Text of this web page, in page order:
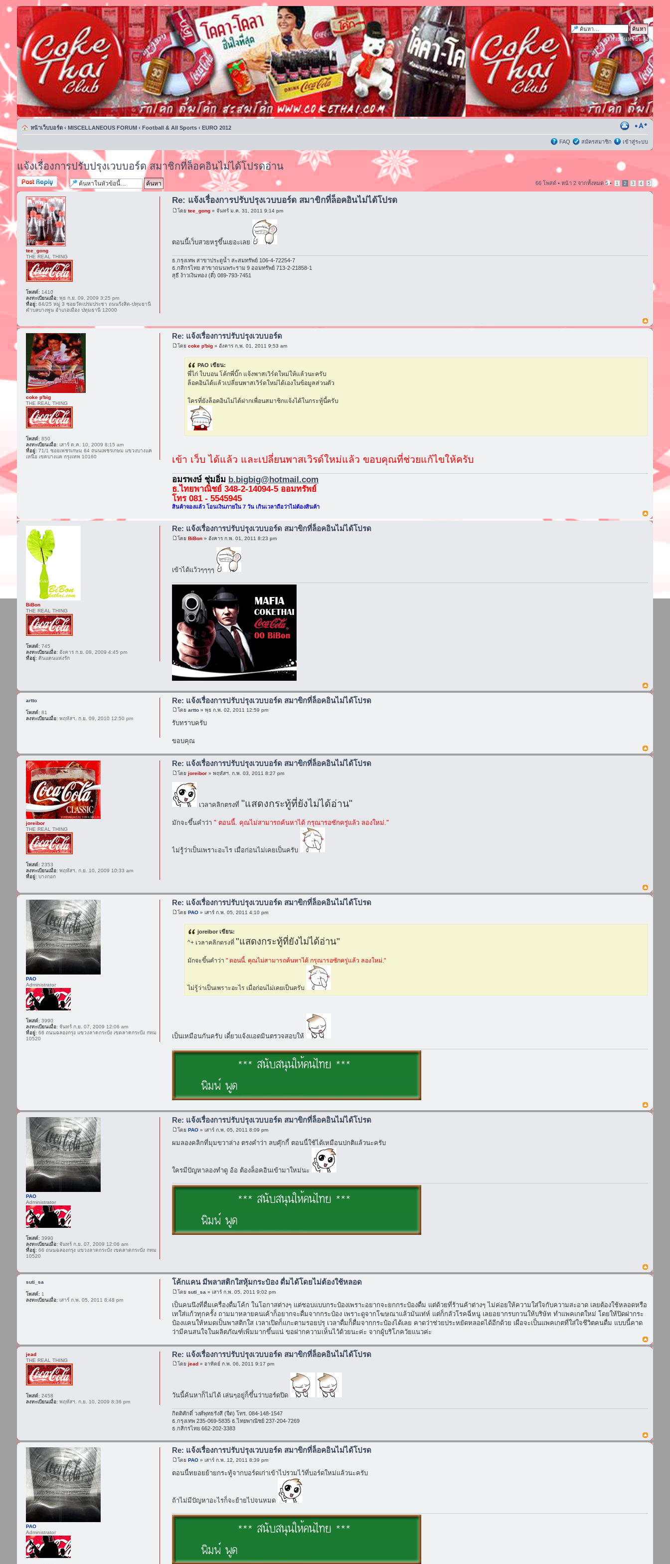
การค้นหาขั้นสูง
หน้าเว็บบอร์ด ‹ MISCELLANEOUS FORUM ‹ Football & All Sports ‹ EURO 2012
FAQ สมัครสมาชิก เข้าสู่ระบบ
แจ้งเรื่องการปรับปรุงเวบบอร์ด สมาชิกที่ล็อคอินไม่ได้โปรดอ่าน
ตอบกระทู้ 66 โพสต์ •หน้า2 จากทั้งหมด5• 1 2 3 4 5
Re: แจ้งเรื่องการปรับปรุงเวบบอร์ด สมาขิกที่ล็อคอินไม่ได้โปรด
โดยtee_gong » จันทร์ ม.ค. 31, 2011 9:14 pm
ตอนนี้เว็บสวยหรูขึ้นเยอะเลย
ธ.กรุงเทพ สาขาประตูน้ำ สะสมทรัพย์ 106-4-72254-7
ธ.กสิกรไทย สาขาถนนพระราม 9 ออมทรัพย์ 713-2-21858-1
สุธี ง้าวเงินทอง (ตี๋) 089-793-7451
tee_gong
THE REAL THING
โพสต์: 1410
ลงทะเบียนเมื่อ: พุธ ก.ย. 09, 2009 3:25 pm
ที่อยู่: 84/25 หมู่ 3 ซอยวัดเปรมประชา ถนนรังสิต-ปทุมธานี
ตำบลบางพูน อำเภอเมือง ปทุมธานี 12000
Re: แจ้งเรื่องการปรับปรุงเวบบอร์ด
โดยcoke p'big » อังคาร ก.พ. 01, 2011 9:53 am
PAO เขียน:
พี่ไก่ ใบบอน โค้กพี่บิ๊ก แจ้งพาสเวิร์ดใหม่ให้แล้วนะครับ
ล็อคอินได้แล้วเปลี่ยนพาสเวิร์ดใหม่ได้เองในข้อมูลส่วนตัว
ใครที่ยังล็อคอินไม่ได้ฝากเพื่อนสมาชิกแจ้งได้ในกระทู้นี้ครับ
เข้า เว็บ ได้แล้ว และเปลี่ยนพาสเวิรด์ใหม่แล้ว ขอบคุณที่ช่วยแก้ไขให้ครับ
อมรพงษ์ ชุ่มอิ่ม b.bigbig@hotmail.com
ธ.ไทยพาณิชย์ 348-2-14094-5 ออมทรัพย์
โทร 081 - 5545945
สินค้าจองแล้ว โอนเงินภายใน 7 วัน เกินเวลาถือว่าไม่ต้องสินค้า
coke p'big
THE REAL THING
โพสต์: 850
ลงทะเบียนเมื่อ: เสาร์ ต.ค. 10, 2009 8:15 am
ที่อยู่: 71/1 ซอยเพชรเกษม 64 ถนนเพชรเกษม แขวงบางแค
เหนือ เขตบางแค กรุงเทพ 10160
Re: แจ้งเรื่องการปรับปรุงเวบบอร์ด สมาขิกที่ล็อคอินไม่ได้โปรด
โดยBiBon » อังคาร ก.พ. 01, 2011 8:23 pm
เข้าได้แว้วๆๆๆๆ
BiBon
THE REAL THING
โพสต์: 745
ลงทะเบียนเมื่อ: อังคาร ก.ย. 08, 2009 4:45 pm
ที่อยู่: ดินแดนแห่งรัก
Re: แจ้งเรื่องการปรับปรุงเวบบอร์ด สมาขิกที่ล็อคอินไม่ได้โปรด
โดยartto » พุธ ก.พ. 02, 2011 12:59 pm
รับทราบครับ
ขอบคุณ
artto
โพสต์: 81
ลงทะเบียนเมื่อ: พฤหัสฯ. ก.ย. 09, 2010 12:50 pm
Re: แจ้งเรื่องการปรับปรุงเวบบอร์ด สมาขิกที่ล็อคอินไม่ได้โปรด
โดยjoreibor » พฤหัสฯ. ก.พ. 03, 2011 8:27 pm
เวลาคลิกตรงที่ "แสดงกระทู้ที่ยังไม่ได้อ่าน"
มักจะขึ้นคำว่า" ตอนนี้. คุณไม่สามารถค้นหาได้ กรุณารอซักครู่แล้ว ลองใหม่."
ไม่รู้ว่าเป็นเพราะอะไร เมื่อก่อนไม่เคยเป็นครับ
joreibor
THE REAL THING
โพสต์: 2353
ลงทะเบียนเมื่อ: พฤหัสฯ. ก.ย. 10, 2009 10:33 am
ที่อยู่: บางกอก
Re: แจ้งเรื่องการปรับปรุงเวบบอร์ด สมาขิกที่ล็อคอินไม่ได้โปรด
โดยPAO » เสาร์ ก.พ. 05, 2011 4:10 pm
joreibor เขียน:
^+ เวลาคลิกตรงที่ "แสดงกระทู้ที่ยังไม่ได้อ่าน"
มักจะขึ้นคำว่า" ตอนนี้. คุณไม่สามารถค้นหาได้ กรุณารอซักครู่แล้ว ลองใหม่."
ไม่รู้ว่าเป็นเพราะอะไร เมื่อก่อนไม่เคยเป็นครับ
เป็นเหมือนกันครับ เดี๋ยวแจ้งแอดมินตรวจสอบให้
PAO
Administrator
โพสต์: 3990
ลงทะเบียนเมื่อ: จันทร์ ก.ย. 07, 2009 12:06 am
ที่อยู่: 66 ถนนฉลองกรุง แขวงลาดกระบัง เขตลาดกระบัง กทม
10520
Re: แจ้งเรื่องการปรับปรุงเวบบอร์ด สมาขิกที่ล็อคอินไม่ได้โปรด
โดยPAO » เสาร์ ก.พ. 05, 2011 8:09 pm
ผมลองคลิกที่มุมขวาล่าง ตรงคำว่า ลบคุ๊กกี้ ตอนนี้ใช้ได้เหมือนปกติแล้วนะครับ
ใครมีปัญหาลองทำดู อ้อ ต้องล็อคอินเข้ามาใหม่นะ
PAO
Administrator
โพสต์: 3990
ลงทะเบียนเมื่อ: จันทร์ ก.ย. 07, 2009 12:06 am
ที่อยู่: 66 ถนนฉลองกรุง แขวงลาดกระบัง เขตลาดกระบัง กทม
10520
โค้กแคน มีพลาสติกใสหุ้มกระป๋อง ดื่มได้โดยไม่ต้องใช้หลอด
โดยsuti_sa » เสาร์ ก.พ. 05, 2011 9:02 pm
เป็นคนนึงที่ดื่มเครื่องดื่มโค้ก ในโอกาสต่างๆ แต่ชอบแบบกระป๋องเพราะอยากจะยกกระป๋องดื่ม แต่ด้วยที่ร้านค้าต่างๆ ไม่ค่อยให้ความใส่ใจกับความสะอาด เลยต้องใช้หลอดหรือ
เทใส่แก้วทุกครั้ง ถามมาหลายคนเค้าก็อยากจะดื่มจากกระป๋อง เพราะดูจากโฆษณาแล้วมันเท่ห์ แต่ก็กลัวโรคฉี่หนู เลยอยากรบกวนให้บริษัท ทำแพคเกตใหม่ โดยให้ปิดฝากระ
ป๋องแคนให้หมดเป็นพาสติกใส เวลาเปิดก็แกะตามรอยปรุ เวลาดื่มก็ดื่มจากกระป๋องได้เลย คาดว่าช่วยประหยัดหลอดได้อีกด้วย เผื่อจะเป็นแพคเกตที่ใส่ใจชีวิตคนดื่ม แบบนี้คาด
ว่ามีคนสนใจในผลิตภัณฑ์เพิ่มมากขึ้นแน่ ขอฝากความเห็นไว้ด้วยนะค่ะ จากผู้บริโภควัยแนวค่ะ
suti_sa
โพสต์: 1
ลงทะเบียนเมื่อ: เสาร์ ก.พ. 05, 2011 8:48 pm
Re: แจ้งเรื่องการปรับปรุงเวบบอร์ด สมาขิกที่ล็อคอินไม่ได้โปรด
โดยjead » อาทิตย์ ก.พ. 06, 2011 9:17 pm
วันนี้ค้นหาก็ไม่ได้ เล่นๆอยู่ก็ขึ้่นว่าบอร์ดปิด
กิตติศักดิ์ วงศ์พุทธรังสี (จืด) โทร. 084-148-1547
ธ.กรุงเทพ 235-069-5835 ธ.ไทยพาณิชย์ 237-204-7269
ธ.กสิกรไทย 662-202-3383
jead
THE REAL THING
โพสต์: 2458
ลงทะเบียนเมื่อ: พฤหัสฯ. ก.ย. 10, 2009 8:36 pm
Re: แจ้งเรื่องการปรับปรุงเวบบอร์ด สมาขิกที่ล็อคอินไม่ได้โปรด
โดยPAO » เสาร์ ก.พ. 12, 2011 8:39 pm
ตอนนี้ทยอยย้ายกระทู้จากบอร์ดเก่าเข้าไปรวมไว้ที่บอร์ดใหม่แล้วนะครับ
ถ้าไม่มีปัญหาอะไรก็จะย้ายไปจนหมด
PAO
Administrator